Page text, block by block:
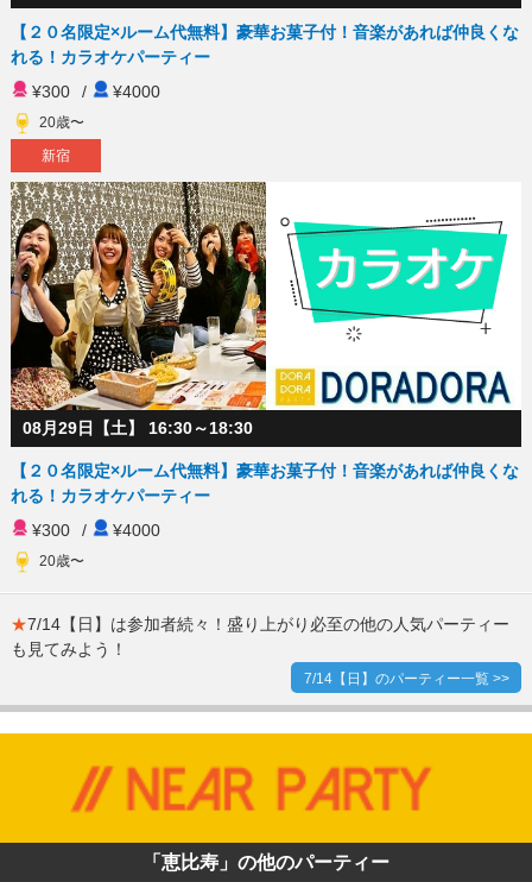
【２０名限定×ルーム代無料】豪華お菓子付！音楽があれば仲良くな
れる！カラオケパーティー
¥300
/ ¥4000
20歳〜
新宿
08月29日【土】 16:30～18:30
【２０名限定×ルーム代無料】豪華お菓子付！音楽があれば仲良くな
れる！カラオケパーティー
¥300
/ ¥4000
20歳〜
★7/14【日】は参加者続々！盛り上がり必至の他の人気パーティー
も見てみよう！
7/14【日】のパーティー一覧 >>
「恵比寿」の他のパーティー